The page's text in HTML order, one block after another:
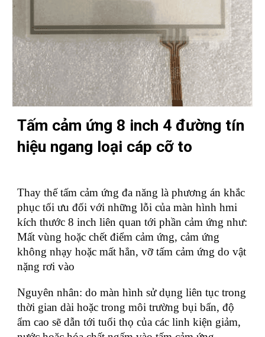
Tấm cảm ứng 8 inch 4 đường tín
hiệu ngang loại cáp cỡ to
Thay thế tấm cảm ứng đa năng là phương án khắc
phục tối ưu đối với những lỗi của màn hình hmi
kích thước 8 inch liên quan tới phần cảm ứng như:
Mất vùng hoặc chết điểm cảm ứng, cảm ứng
không nhạy hoặc mất hẳn, vỡ tấm cảm ứng do vật
nặng rơi vào
Nguyên nhân: do màn hình sử dụng liên tục trong
thời gian dài hoặc trong môi trường bụi bẩn, độ
ẩm cao sẽ dẫn tới tuổi thọ của các linh kiện giảm,